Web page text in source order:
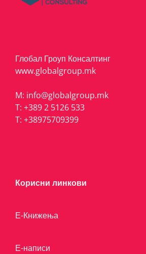
Глобал Гроуп Консалтинг
www.globalgroup.mk
M: info@globalgroup.mk
T: +389 2 5126 533
T: +38975709399
Корисни линкови
Е-Книжења
Е-написи